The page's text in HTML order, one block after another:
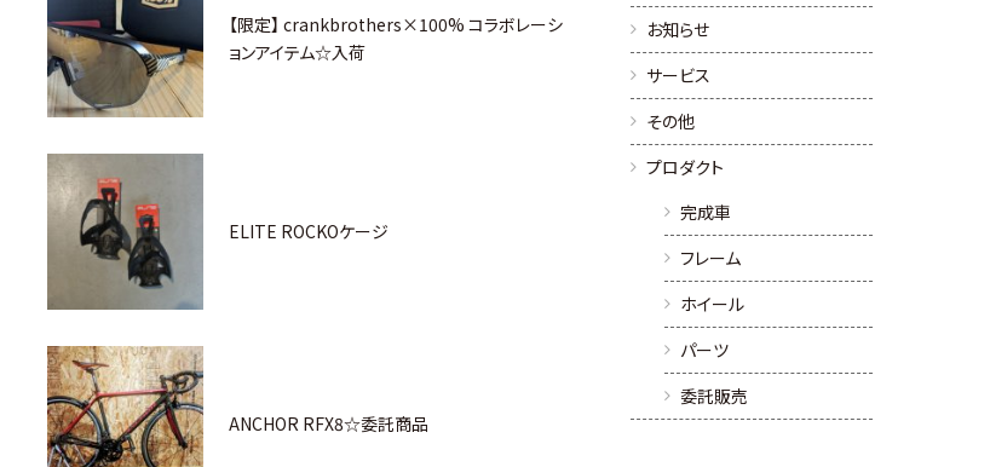
【限定】 crankbrothers×100% コラボレーシ
ョンアイテム☆入荷
ELITE ROCKOケージ
ANCHOR RFX8☆委託商品
お知らせ
サービス
その他
プロダクト
完成車
フレーム
ホイール
パーツ
委託販売